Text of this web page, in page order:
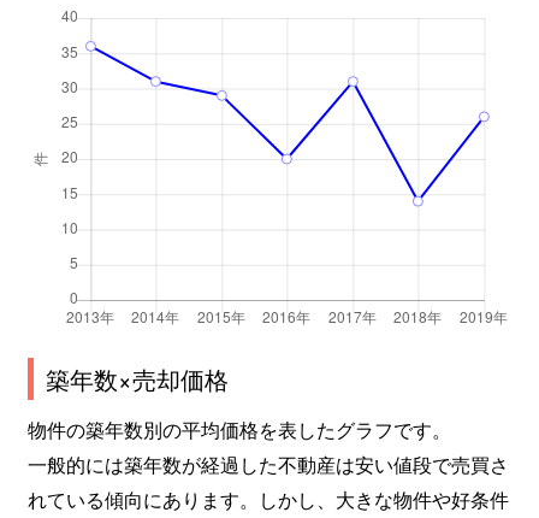
築年数×売却価格
物件の築年数別の平均価格を表したグラフです。
一般的には築年数が経過した不動産は安い値段で売買さ
れている傾向にあります。しかし、大きな物件や好条件